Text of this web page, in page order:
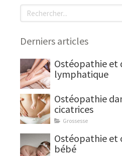
Rechercher
Derniers articles
Ostéopathie et
lymphatique
Ostéopathie
cicatrices
Grossesse
Ostéopathie et
bébé